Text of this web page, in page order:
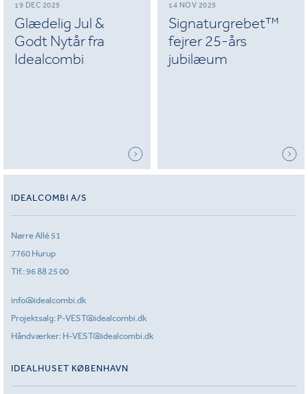
19 DEC 2025
Glædelig Jul &
Godt Nytår fra
Idealcombi
14 NOV 2025
Signaturgrebet™
fejrer 25-års
jubilæum
IDEALCOMBI A/S
Nørre Allé 51
7760 Hurup
Tlf.:96 88 25 00
info@idealcombi.dk
Projektsalg: P-VEST@idealcombi.dk
Håndværker: H-VEST@idealcombi.dk
IDEALHUSET KØBENHAVN